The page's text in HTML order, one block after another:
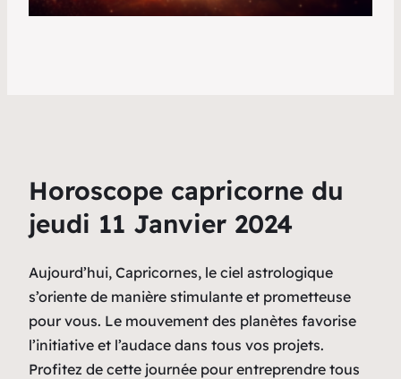
Horoscope capricorne du
jeudi 11 Janvier 2024
Aujourd’hui, Capricornes, le ciel astrologique
s’oriente de manière stimulante et prometteuse
pour vous. Le mouvement des planètes favorise
l’initiative et l’audace dans tous vos projets.
Profitez de cette journée pour entreprendre tous